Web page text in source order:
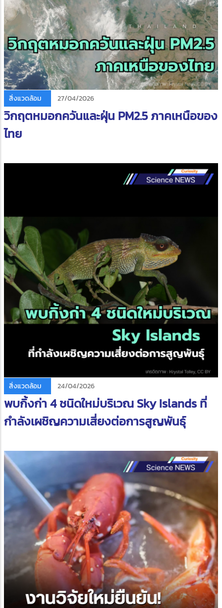
สิ่งแวดล้อม 27/04/2026
วิกฤตหมอกควันและฝุ่น PM2.5 ภาคเหนือของ
ไทย
สิ่งแวดล้อม 24/04/2026
พบกิ้งก่า 4 ชนิดใหม่บริเวณ Sky Islands ที่
กำลังเผชิญความเสี่ยงต่อการสูญพันธุ์